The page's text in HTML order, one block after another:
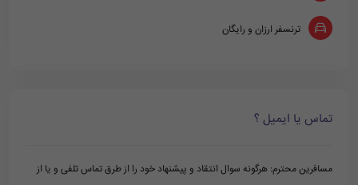
ترنسفر ارزان و رایگان
تماس یا ایمیل ؟
مسافرین محترم: هرگونه سوال انتقاد و پیشنهاد خود را از طرق تماس تلفی و یا از